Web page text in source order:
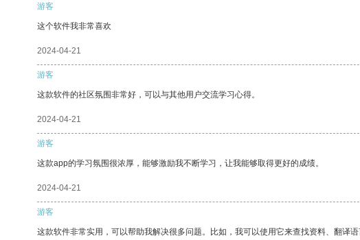
游客
这个软件我非常喜欢
2024-04-21
游客
这款软件的社区氛围非常好，可以与其他用户交流学习心得。
2024-04-21
游客
这款app的学习氛围很浓厚，能够激励我不断学习，让我能够取得更好的成绩。
2024-04-21
游客
这款软件非常实用，可以帮助我解决很多问题。比如，我可以使用它来查找资料、翻译语